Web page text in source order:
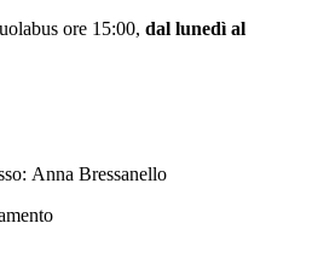
ore 15:00, dal lunedì al
Anna Bressanello